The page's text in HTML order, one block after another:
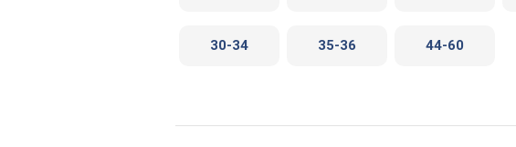
30-34 35-36 44-60